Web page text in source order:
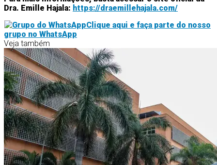
Dra. Emille Hajala: https://draemillehajala.com/
Clique aqui e faça parte do nosso
grupo no WhatsApp
Veja também